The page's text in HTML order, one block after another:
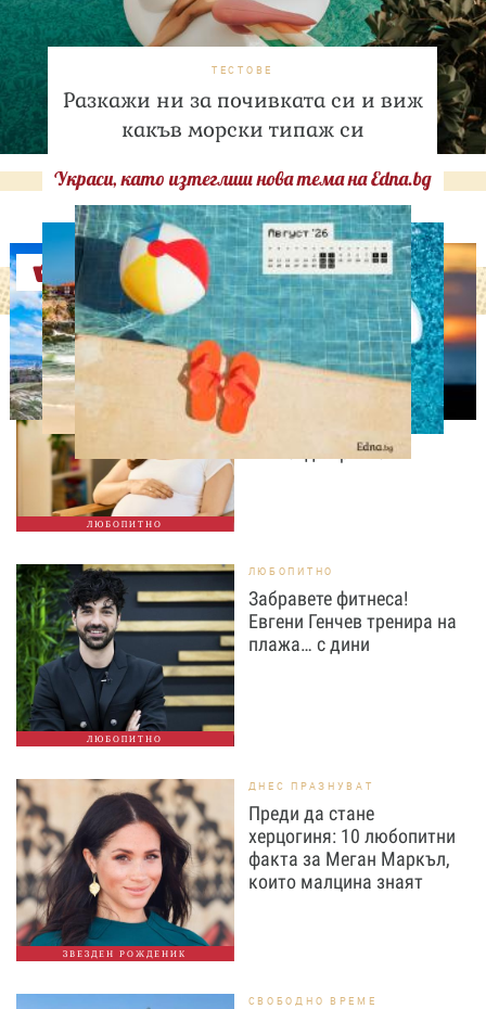
ТЕСТОВЕ
Разкажи ни за почивката си и виж
какъв морски типаж си
Украси, като изтеглиш нова тема на Edna.bg
Оферти
ЛЮБОПИТНО
ЛЮБОПИТНО
Историческа промяна:
Жените над 40 години
раждат по-често от
тийнейджърките
ЛЮБОПИТНО
ЛЮБОПИТНО
Забравете фитнеса!
Евгени Генчев тренира на
плажа… с дини
ЗВЕЗДЕН РОЖДЕНИК
ДНЕС ПРАЗНУВАТ
Преди да стане
херцогиня: 10 любопитни
факта за Меган Маркъл,
които малцина знаят
СВОБОДНО ВРЕМЕ